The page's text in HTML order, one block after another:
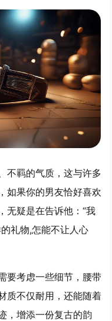
不羁的气质，这与许多
如果你的男友恰好喜欢
无疑是在告诉他：“我
礼物,怎能不让人心
要考虑一些细节，腰带
质不仅耐用，还能随着
，增添一份复古的韵